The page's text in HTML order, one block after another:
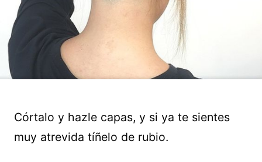
Córtalo y hazle capas, y si ya te sientes
muy atrevida tíñelo de rubio.